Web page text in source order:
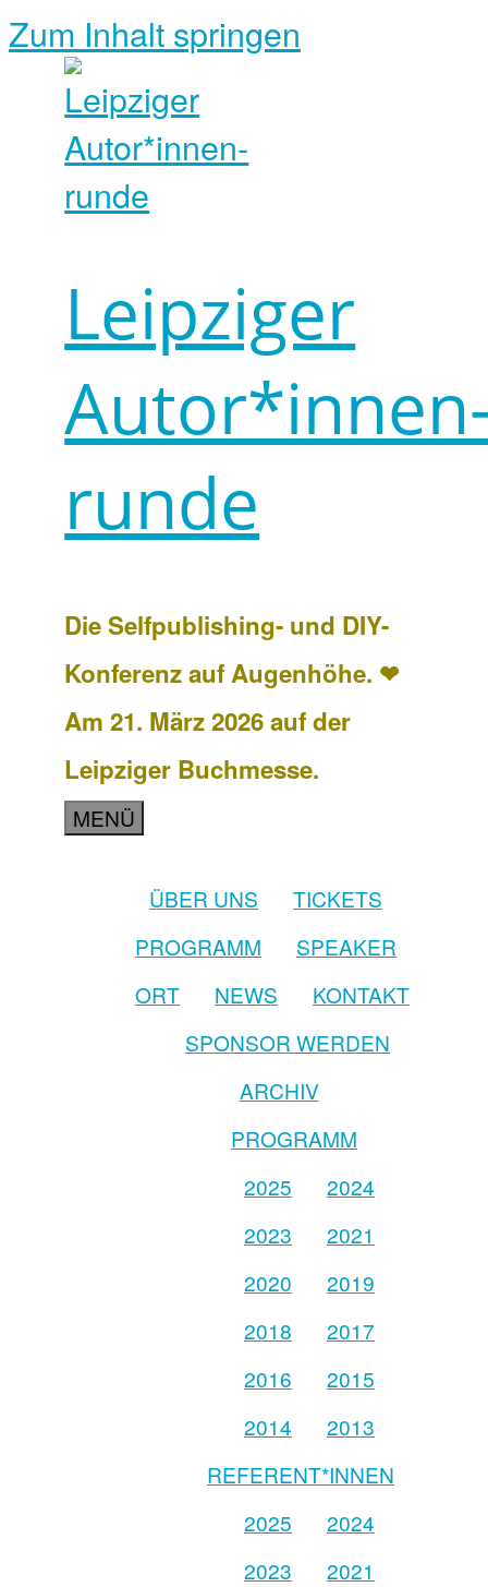
Zum Inhalt springen
Leipziger
runde
Die Selfpublishing- und DIY-
Konferenz auf Augenhöhe. ❤
Am 21. März 2026 auf der
Leipziger Buchmesse.
MENÜ
ÜBER UNS
TICKETS
PROGRAMM
SPEAKER
ORT
NEWS
KONTAKT
SPONSOR WERDEN
ARCHIV
PROGRAMM
2025
2024
2023
2021
2020
2019
2018
2017
2016
2015
2014
2013
REFERENT*INNEN
2025
2024
2023
2021